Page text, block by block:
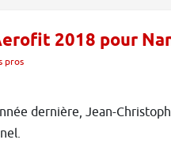
2018 pour
pros
dernière, Jean-